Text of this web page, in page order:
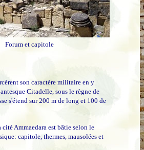
Forum et capitole
son caractère militaire en y
Citadelle, sous le règne de
s'étend sur 200 m de long et 100 de
Ammaedara est bâtie selon le
capitole, thermes, mausolées et